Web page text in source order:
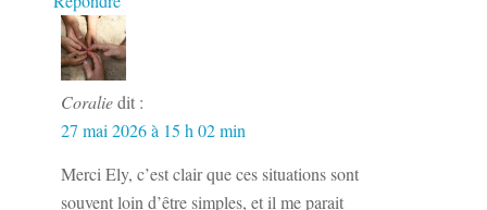
Coralie dit :
27 mai 2026 à 15 h 02 min
Merci Ely, c’est clair que ces situations sont
souvent loin d’être simples, et il me parait